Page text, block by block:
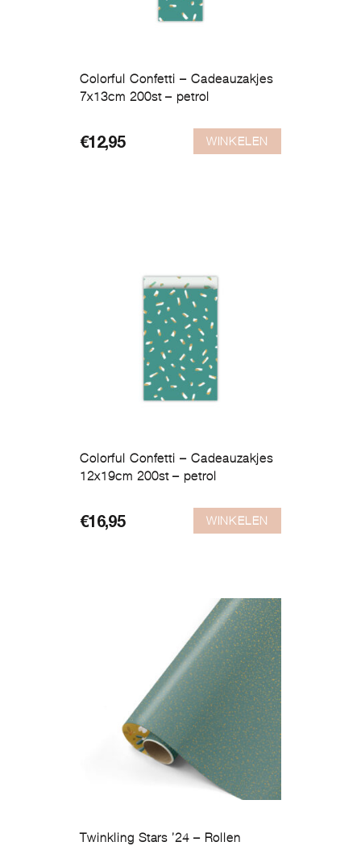
Colorful Confetti – Cadeauzakjes
7x13cm 200st – petrol
€12,95 WINKELEN
Colorful Confetti – Cadeauzakjes
12x19cm 200st – petrol
€16,95 WINKELEN
Twinkling Stars ’24 – Rollen